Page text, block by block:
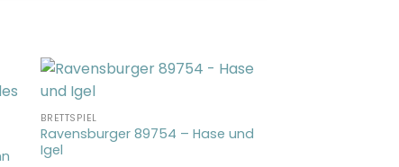
BRETTSPIEL
Ravensburger 89754 – Hase und
Igel